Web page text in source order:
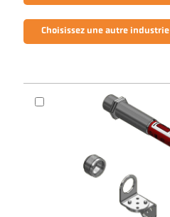
Choisissez une autre industrie